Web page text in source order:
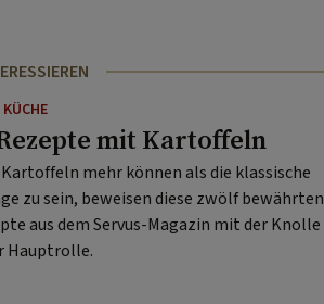
mit Kartoffeln
Kartoffeln mehr können als die klassische
zu sein, beweisen diese zwölf bewährten
aus dem Servus-Magazin mit der Knolle
Hauptrolle.